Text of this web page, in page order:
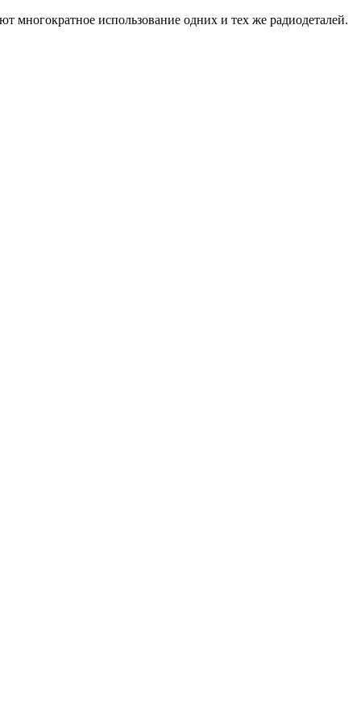
многократное использование одних и тех же радиодеталей.